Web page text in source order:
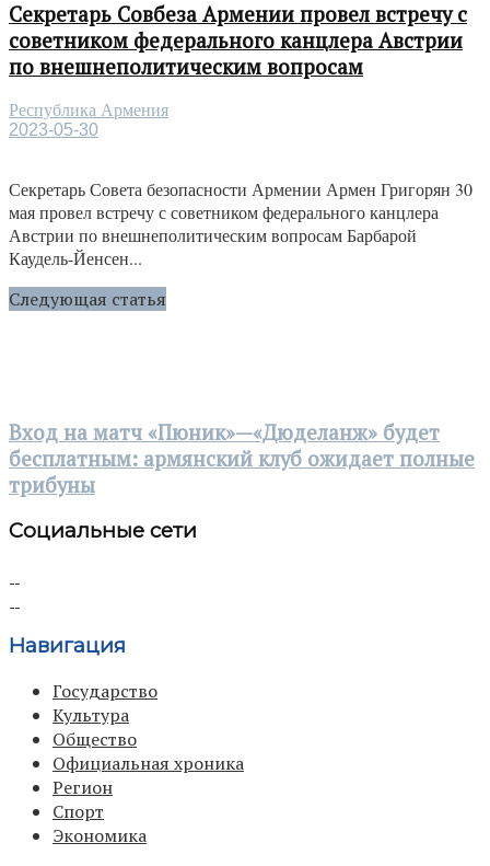
Секретарь Совбеза Армении провел встречу с
советником федерального канцлера Австрии
по внешнеполитическим вопросам
Республика Армения
2023-05-30
Секретарь Совета безопасности Армении Армен Григорян 30
мая провел встречу с советником федерального канцлера
Австрии по внешнеполитическим вопросам Барбарой
Каудель-Йенсен...
Следующая статья
Вход на матч «Пюник»—«Дюделанж» будет
бесплатным: армянский клуб ожидает полные
трибуны
Социальные сети
Навигация
Государство
Культура
Общество
Официальная хроника
Регион
Спорт
Экономика